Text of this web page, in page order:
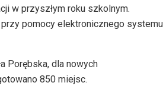
w przyszłym roku szkolnym.
przy pomocy elektronicznego systemu
Porębska, dla nowych
850 miejsc.